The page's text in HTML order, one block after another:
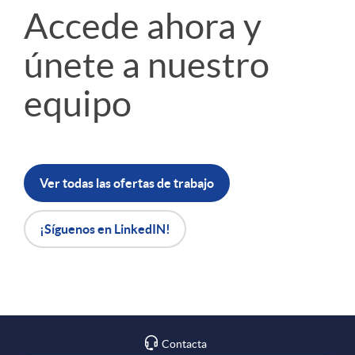
S
d
e
r
Accede ahora y
únete a nuestro
equipo
Ver todas las ofertas de trabajo
¡Síguenos en LinkedIN!
Contacta